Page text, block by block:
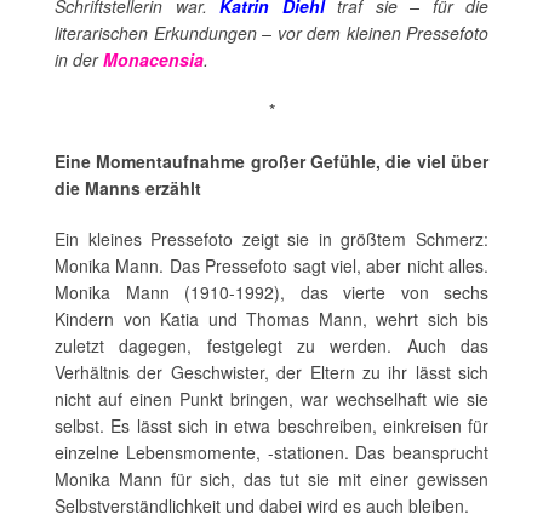
Schriftstellerin war. Katrin Diehltraf sie – für die
literarischen Erkundungen – vor dem kleinen Pressefoto
in derMonacensia.
*
Eine Momentaufnahme großer Gefühle, die viel über
die Manns erzählt
Ein kleines Pressefoto zeigt sie in größtem Schmerz:
Monika Mann. Das Pressefoto sagt viel, aber nicht alles.
Monika Mann (1910-1992), das vierte von sechs
Kindern von Katia und Thomas Mann, wehrt sich bis
zuletzt dagegen, festgelegt zu werden. Auch das
Verhältnis der Geschwister, der Eltern zu ihr lässt sich
nicht auf einen Punkt bringen, war wechselhaft wie sie
selbst. Es lässt sich in etwa beschreiben, einkreisen für
einzelne Lebensmomente, -stationen. Das beansprucht
Monika Mann für sich, das tut sie mit einer gewissen
Selbstverständlichkeit und dabei wird es auch bleiben.